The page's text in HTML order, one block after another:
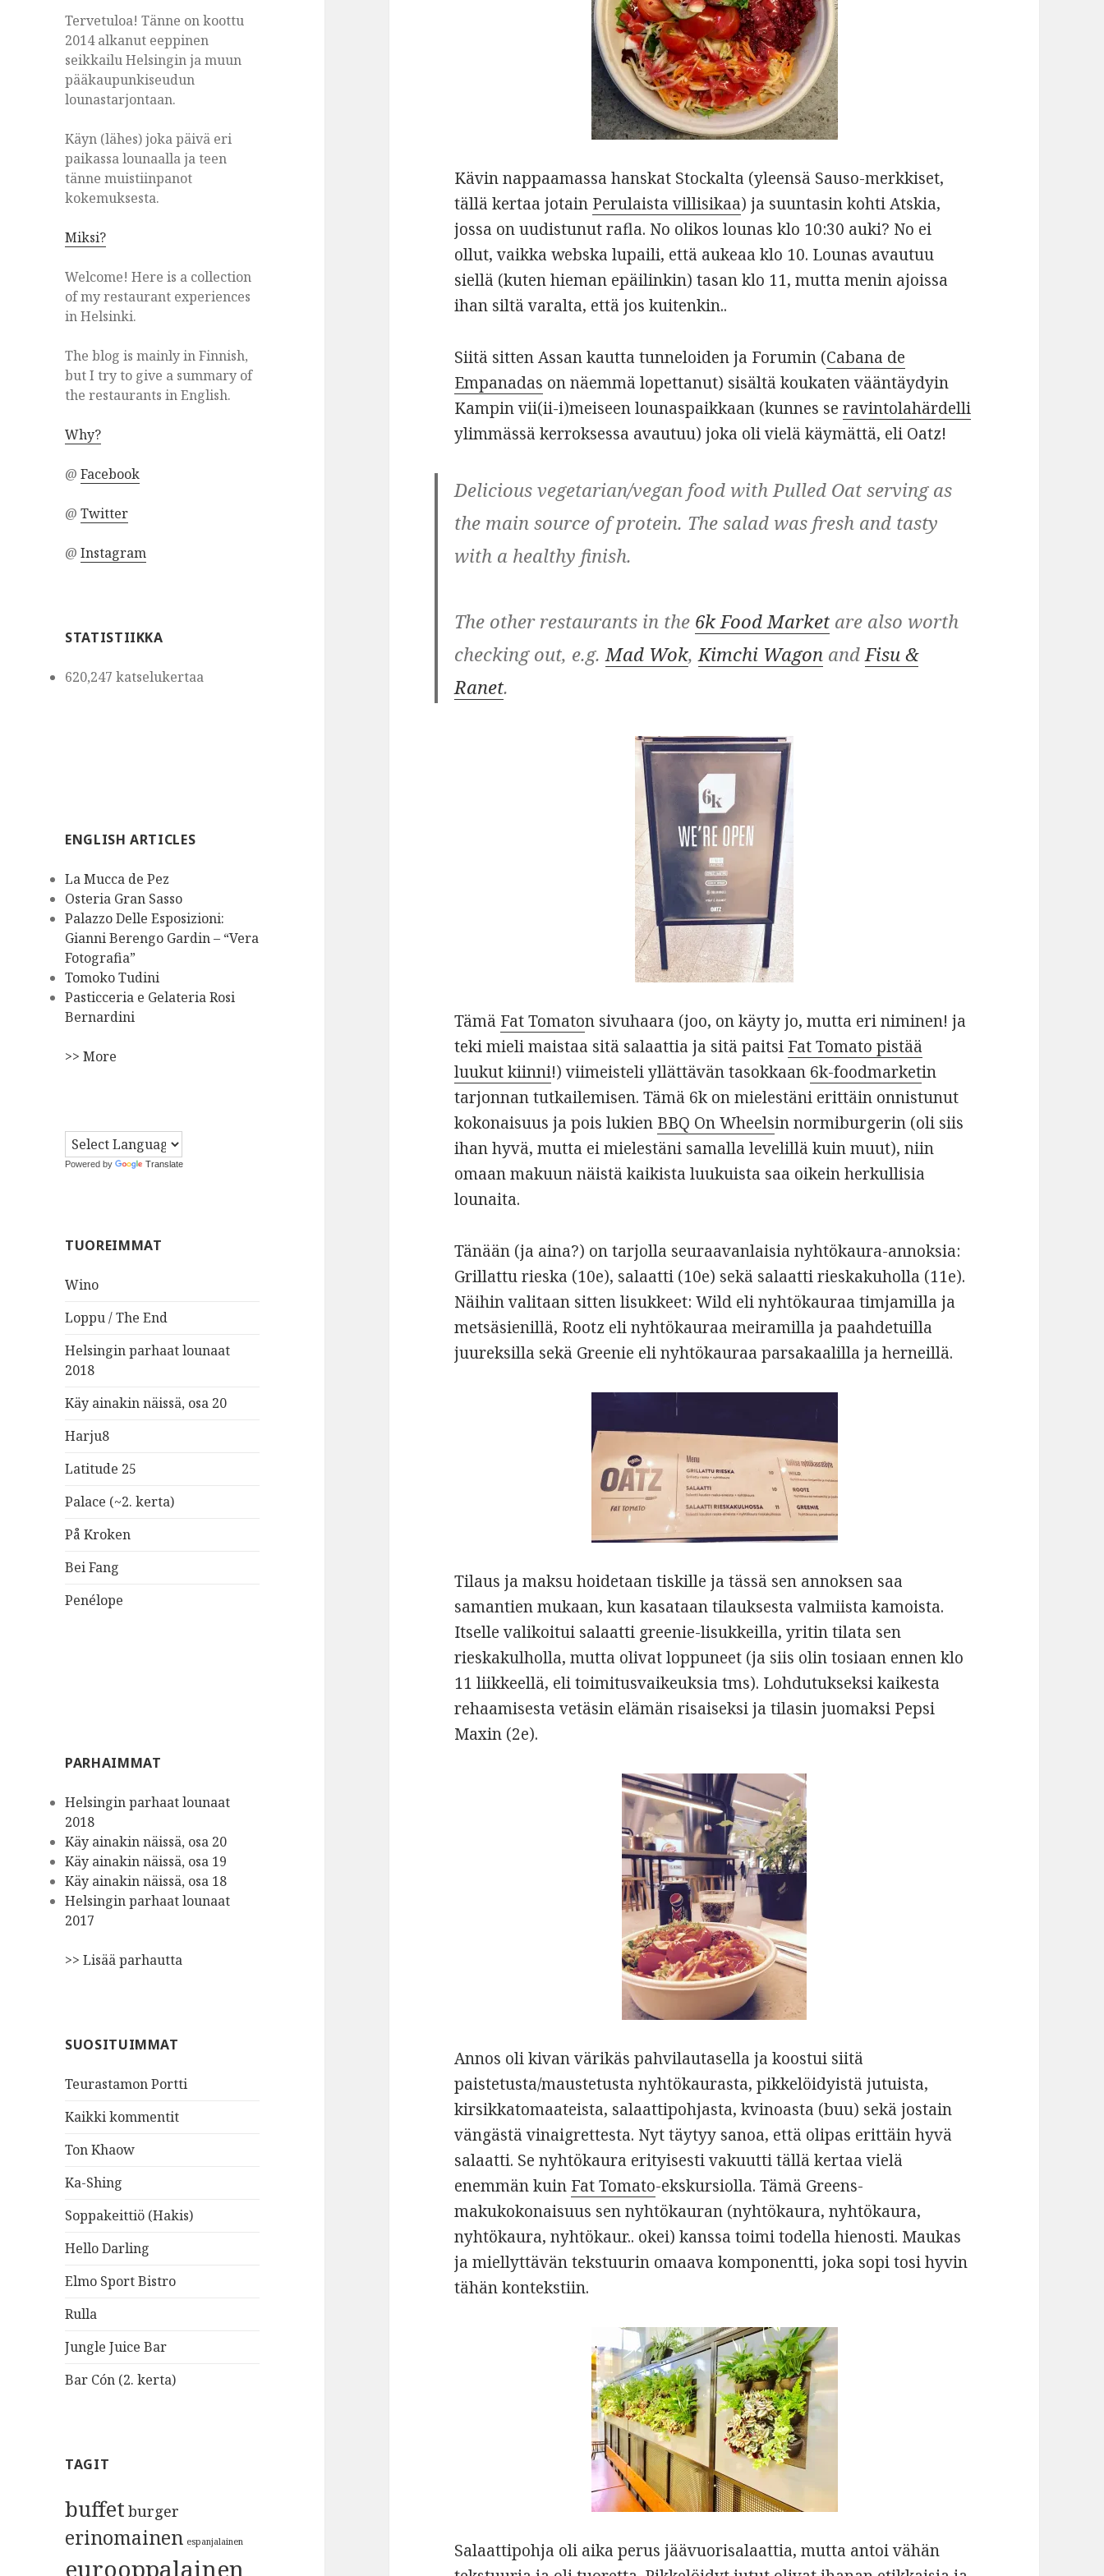
Tervetuloa! Tänne on koottu
2014 alkanut eeppinen
seikkailu Helsingin ja muun
pääkaupunkiseudun
lounastarjontaan.
Käyn (lähes) joka päivä eri
paikassa lounaalla ja teen
tänne muistiinpanot
kokemuksesta.
Miksi?
Welcome! Here is a collection
of my restaurant experiences
in Helsinki.
The blog is mainly in Finnish,
but I try to give a summary of
the restaurants in English.
Why?
@Facebook
@Twitter
@Instagram
STATISTIIKKA
620,247 katselukertaa
ENGLISH ARTICLES
La Mucca de Pez
Osteria Gran Sasso
Palazzo Delle Esposizioni:
Gianni Berengo Gardin – “Vera
Fotografia”
Tomoko Tudini
Pasticceria e Gelateria Rosi
Bernardini
>> More
Powered by Translate
TUOREIMMAT
Wino
Loppu / The End
Helsingin parhaat lounaat
2018
Käy ainakin näissä, osa 20
Harju8
Latitude 25
Palace (~2. kerta)
På Kroken
Bei Fang
Penélope
PARHAIMMAT
Helsingin parhaat lounaat
2018
Käy ainakin näissä, osa 20
Käy ainakin näissä, osa 19
Käy ainakin näissä, osa 18
Helsingin parhaat lounaat
2017
>> Lisää parhautta
SUOSITUIMMAT
Teurastamon Portti
Kaikki kommentit
Ton Khaow
Ka-Shing
Soppakeittiö (Hakis)
Hello Darling
Elmo Sport Bistro
Rulla
Jungle Juice Bar
Bar Cón (2. kerta)
TAGIT
buffet burger
erinomainen espanjalainen
eurooppalainen
Kävin nappaamassa hanskat Stockalta (yleensä Sauso-merkkiset,
tällä kertaa jotain Perulaista villisikaa) ja suuntasin kohti Atskia,
jossa on uudistunut rafla. No olikos lounas klo 10:30 auki? No ei
ollut, vaikka webska lupaili, että aukeaa klo 10. Lounas avautuu
siellä (kuten hieman epäilinkin) tasan klo 11, mutta menin ajoissa
ihan siltä varalta, että jos kuitenkin..
Siitä sitten Assan kautta tunneloiden ja Forumin (Cabana de
Empanadas on näemmä lopettanut) sisältä koukaten vääntäydyin
Kampin vii(ii-i)meiseen lounaspaikkaan (kunnes seravintolahärdelli
ylimmässä kerroksessa avautuu) joka oli vielä käymättä, eli Oatz!
Delicious vegetarian/vegan food with Pulled Oat serving as
the main source of protein. The salad was fresh and tasty
with a healthy finish.
The other restaurants in the 6k Food Market are also worth
checking out, e.g.Mad Wok,Kimchi Wagon andFisu &
Ranet.
Tämä Fat Tomaton sivuhaara (joo, on käyty jo, mutta eri niminen! ja
teki mieli maistaa sitä salaattia ja sitä paitsi Fat Tomato pistää
luukut kiinni!) viimeisteli yllättävän tasokkaan 6k-foodmarketin
tarjonnan tutkailemisen. Tämä 6k on mielestäni erittäin onnistunut
kokonaisuus ja pois lukien BBQ On Wheelsin normiburgerin (oli siis
ihan hyvä, mutta ei mielestäni samalla levelillä kuin muut), niin
omaan makuun näistä kaikista luukuista saa oikein herkullisia
lounaita.
Tänään (ja aina?) on tarjolla seuraavanlaisia nyhtökaura-annoksia:
Grillattu rieska (10e), salaatti (10e) sekä salaatti rieskakuholla (11e).
Näihin valitaan sitten lisukkeet: Wild eli nyhtökauraa timjamilla ja
metsäsienillä, Rootz eli nyhtökauraa meiramilla ja paahdetuilla
juureksilla sekä Greenie eli nyhtökauraa parsakaalilla ja herneillä.
Tilaus ja maksu hoidetaan tiskille ja tässä sen annoksen saa
samantien mukaan, kun kasataan tilauksesta valmiista kamoista.
Itselle valikoitui salaatti greenie-lisukkeilla, yritin tilata sen
rieskakulholla, mutta olivat loppuneet (ja siis olin tosiaan ennen klo
11 liikkeellä, eli toimitusvaikeuksia tms). Lohdutukseksi kaikesta
rehaamisesta vetäsin elämän risaiseksi ja tilasin juomaksi Pepsi
Maxin (2e).
Annos oli kivan värikäs pahvilautasella ja koostui siitä
paistetusta/maustetusta nyhtökaurasta, pikkelöidyistä jutuista,
kirsikkatomaateista, salaattipohjasta, kvinoasta (buu) sekä jostain
vängästä vinaigrettesta. Nyt täytyy sanoa, että olipas erittäin hyvä
salaatti. Se nyhtökaura erityisesti vakuutti tällä kertaa vielä
enemmän kuin Fat Tomato-ekskursiolla. Tämä Greens-
makukokonaisuus sen nyhtökauran (nyhtökaura, nyhtökaura,
nyhtökaura, nyhtökaur.. okei) kanssa toimi todella hienosti. Maukas
ja miellyttävän tekstuurin omaava komponentti, joka sopi tosi hyvin
tähän kontekstiin.
Salaattipohja oli aika perus jäävuorisalaattia, mutta antoi vähän